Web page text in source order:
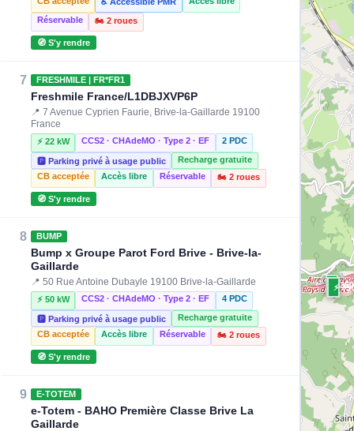
Réservable
🏍️ 2 roues
🧭 S'y rendre
7 FRESHMILE | FR*FR1
Freshmile France/L1DBJXVP6P
📍 7 Avenue Cyprien Faurie, Brive-la-Gaillarde 19100
France
⚡ 22 kW CCS2 · CHAdeMO · Type 2 · EF 2 PDC
🅿️ Parking privé à usage public
Recharge gratuite
CB acceptée
Accès libre Réservable 🏍️ 2 roues
🧭 S'y rendre
8 BUMP
Bump x Groupe Parot Ford Brive - Brive-la-
Gaillarde
📍 50 Rue Antoine Dubayle 19100 Brive-la-Gaillarde
⚡ 50 kW CCS2 · CHAdeMO · Type 2 · EF 4 PDC
🅿️ Parking privé à usage public
Recharge gratuite
CB acceptée
Accès libre Réservable 🏍️ 2 roues
🧭 S'y rendre
9 E-TOTEM
e-Totem - BAHO Première Classe Brive La
Gaillarde
⚡
⚡